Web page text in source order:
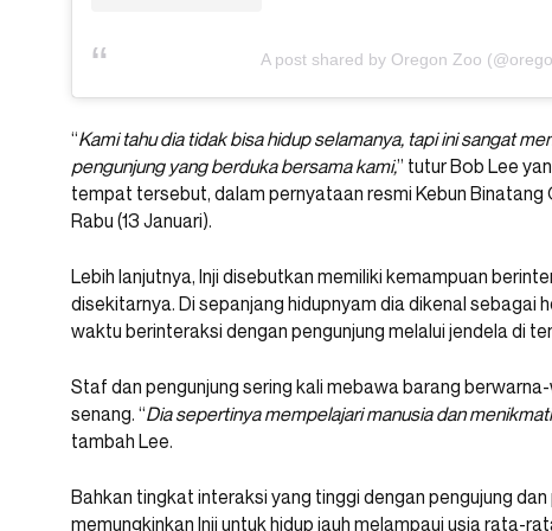
A post shared by Oregon Zoo
“Kami tahu dia tidak bisa hidup selamanya, tapi ini sangat
pengunjung yang berduka bersama kami,” tutur Bob Lee
tempat tersebut, dalam pernyataan resmi Kebun Binatang
Rabu (13 Januari).
Lebih lanjutnya, Inji disebutkan memiliki kemampuan
disekitarnya. Di sepanjang hidupnyam dia dikenal sebagai
waktu berinteraksi dengan pengunjung melalui jendela di
Staf dan pengunjung sering kali mebawa barang
senang. “Dia sepertinya mempelajari manusia dan
tambah Lee.
Bahkan tingkat interaksi yang tinggi dengan pengujung
memungkinkan Inji untuk hidup jauh melampaui usia rata-